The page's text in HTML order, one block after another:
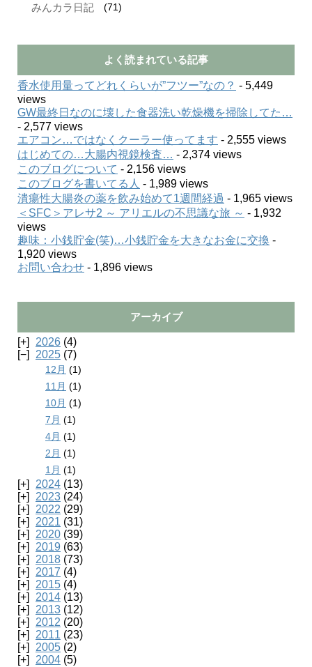
みんカラ日記 (71)
よく読まれている記事
香水使用量ってどれくらいが”フツー”なの？ - 5,449
views
GW最終日なのに壊した食器洗い乾燥機を掃除してた…
- 2,577 views
エアコン…ではなくクーラー使ってます - 2,555 views
はじめての…大腸内視鏡検査… - 2,374 views
このブログについて - 2,156 views
このブログを書いてる人 - 1,989 views
潰瘍性大腸炎の薬を飲み始めて1週間経過 - 1,965 views
＜SFC＞アレサ2 ～ アリエルの不思議な旅 ～ - 1,932
views
趣味：小銭貯金(笑)…小銭貯金を大きなお金に交換 -
1,920 views
お問い合わせ - 1,896 views
アーカイブ
2026 (4)
2025 (7)
12月 (1)
11月 (1)
10月 (1)
7月 (1)
4月 (1)
2月 (1)
1月 (1)
2024 (13)
2023 (24)
2022 (29)
2021 (31)
2020 (39)
2019 (63)
2018 (73)
2017 (4)
2015 (4)
2014 (13)
2013 (12)
2012 (20)
2011 (23)
2005 (2)
2004 (5)